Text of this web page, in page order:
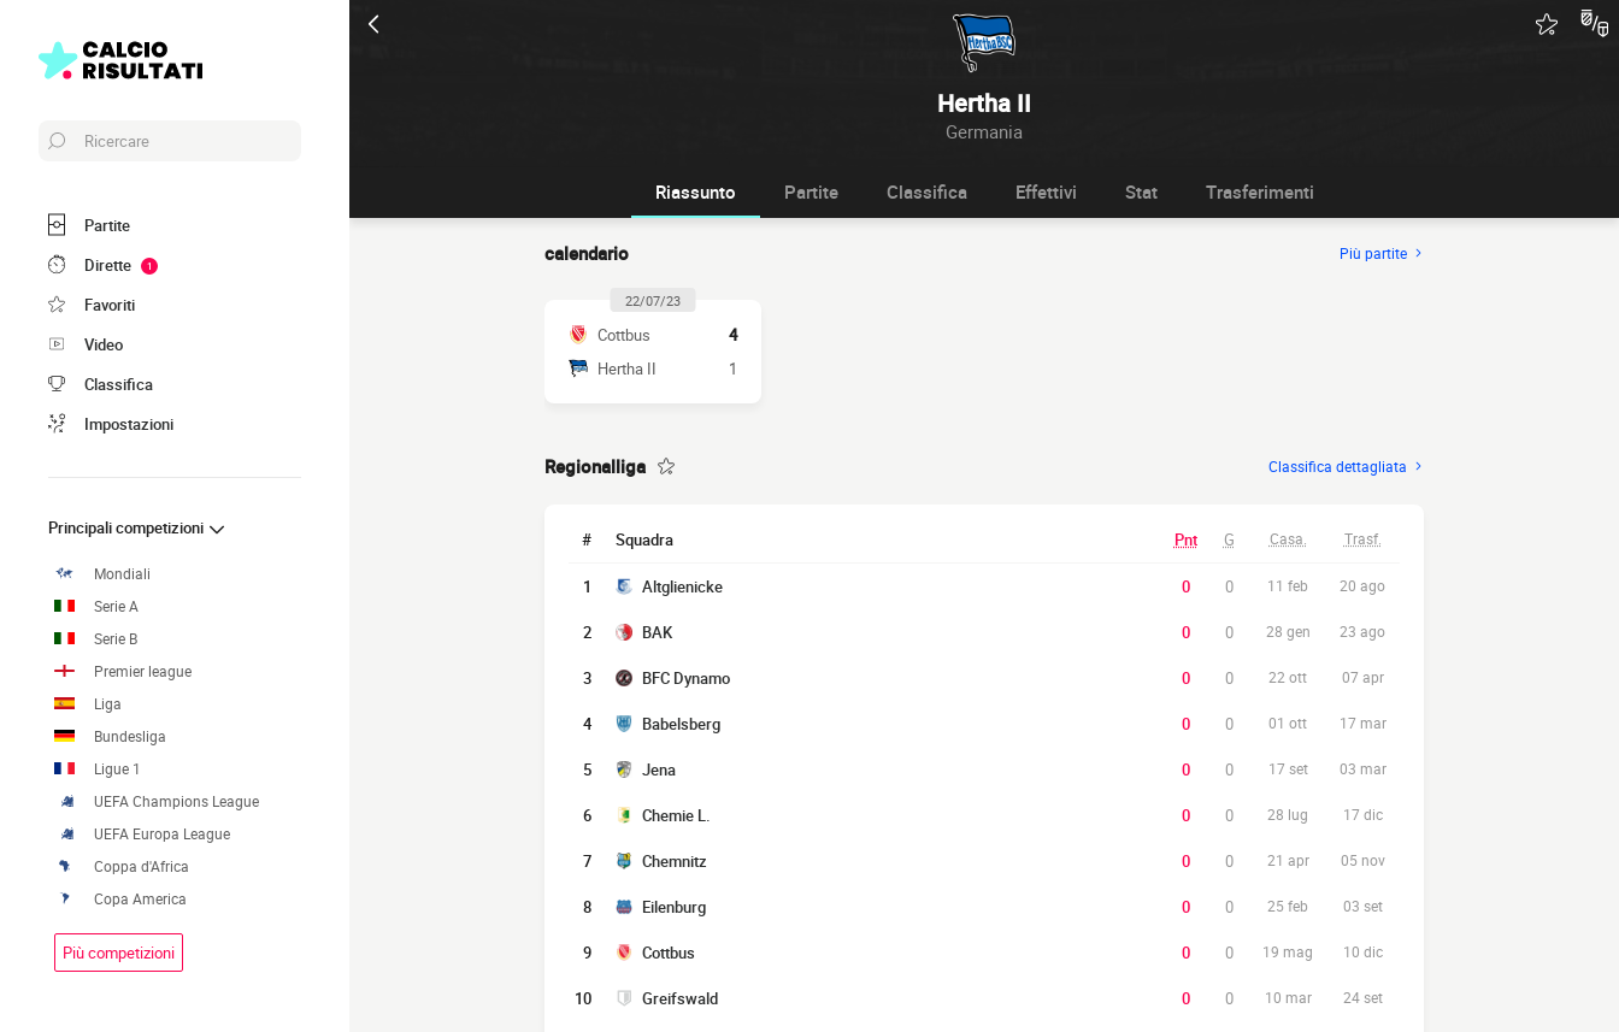
Hertha II
Germania
Ricercare
Partite
Dirette
1
Favoriti
Video
Classifica
Impostazioni
Principali competizioni
Mondiali
Serie A
Serie B
Premier league
Liga
Bundesliga
Ligue 1
UEFA Champions League
UEFA Europa League
Coppa d'Africa
Copa America
Più competizioni
Riassunto Partite Classifica Effettivi Stat Trasferimenti
calendario Più partite
22/07/23
Cottbus
4
Hertha II
1
Regionalliga Classifica dettagliata
# Squadra Pnt G Casa. Trasf.
1 Altglienicke 0 0 11 feb 20 ago
2 BAK 0 0 28 gen 23 ago
3 BFC Dynamo 0 0 22 ott 07 apr
4 Babelsberg 0 0 01 ott 17 mar
5 Jena 0 0 17 set 03 mar
6 Chemie L. 0 0 28 lug 17 dic
7 Chemnitz 0 0 21 apr 05 nov
8 Eilenburg 0 0 25 feb 03 set
9 Cottbus 0 0 19 mag 10 dic
10 Greifswald 0 0 10 mar 24 set